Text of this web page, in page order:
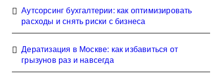
Аутсорсинг бухгалтерии: как оптимизировать
расходы и снять риски с бизнеса
Дератизация в Москве: как избавиться от
грызунов раз и навсегда